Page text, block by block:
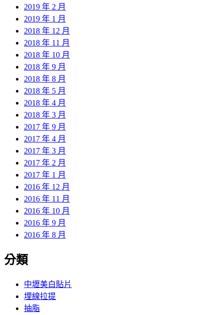
2019 年 2 月
2019 年 1 月
2018 年 12 月
2018 年 11 月
2018 年 10 月
2018 年 9 月
2018 年 8 月
2018 年 5 月
2018 年 4 月
2018 年 3 月
2017 年 9 月
2017 年 4 月
2017 年 3 月
2017 年 2 月
2017 年 1 月
2016 年 12 月
2016 年 11 月
2016 年 10 月
2016 年 9 月
2016 年 8 月
分類
中壢美白貼片
埋線拉提
抽脂